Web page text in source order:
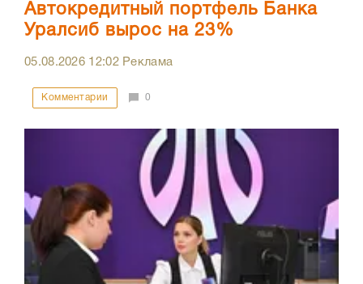
Автокредитный портфель Банка
Уралсиб вырос на 23%
05.08.2026 12:02Реклама
Комментарии 0